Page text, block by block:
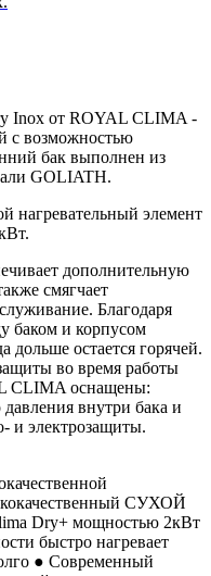
Inox от ROYAL CLIMA -
с возможностью
бак выполнен из
GOLIATH.
нагревательный элемент
дополнительную
смягчает
Благодаря
баком и корпусом
остается горячей.
во время работы
CLIMA оснащены:
внутри бака и
и электрозащиты.
СУХОЙ
Dry+ мощностью 2кВт
быстро нагревает
● Современный